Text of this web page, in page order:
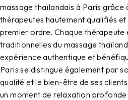
massage thaïlandais à Paris grâce
thérapeutes hautement qualifiés et
premier ordre. Chaque thérapeute
traditionnelles du massage
expérience authentique et
Paris se distingue également par
qualité et le bien-être de ses
un moment de relaxation